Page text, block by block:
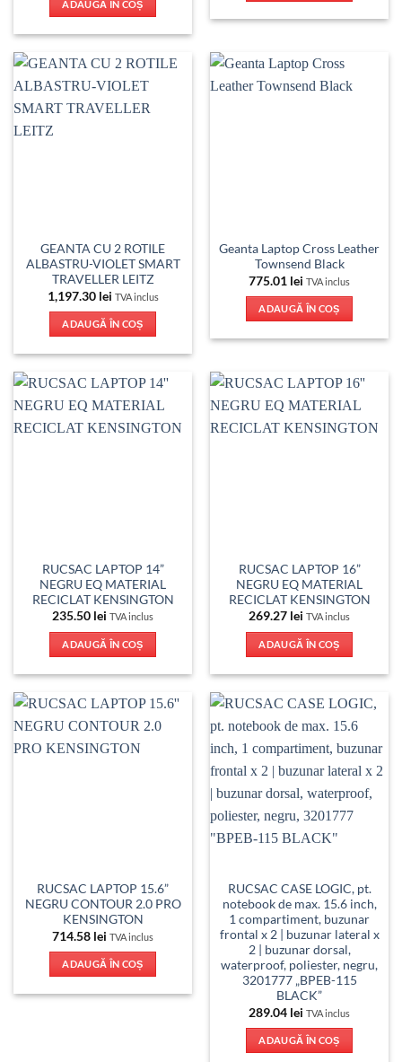
ADAUGĂ ÎN COȘ
GEANTA CU 2 ROTILE
ALBASTRU-VIOLET SMART
TRAVELLER LEITZ
1,197.30 lei TVA inclus
ADAUGĂ ÎN COȘ
Geanta Laptop Cross Leather
Townsend Black
775.01 lei TVA inclus
ADAUGĂ ÎN COȘ
RUCSAC LAPTOP 14”
NEGRU EQ MATERIAL
RECICLAT KENSINGTON
235.50 lei TVA inclus
ADAUGĂ ÎN COȘ
RUCSAC LAPTOP 16”
NEGRU EQ MATERIAL
RECICLAT KENSINGTON
269.27 lei TVA inclus
ADAUGĂ ÎN COȘ
RUCSAC LAPTOP 15.6”
NEGRU CONTOUR 2.0 PRO
KENSINGTON
714.58 lei TVA inclus
ADAUGĂ ÎN COȘ
RUCSAC CASE LOGIC, pt.
notebook de max. 15.6 inch,
1 compartiment, buzunar
frontal x 2 | buzunar lateral x
2 | buzunar dorsal,
waterproof, poliester, negru,
3201777 „BPEB-115
BLACK”
289.04 lei TVA inclus
ADAUGĂ ÎN COȘ